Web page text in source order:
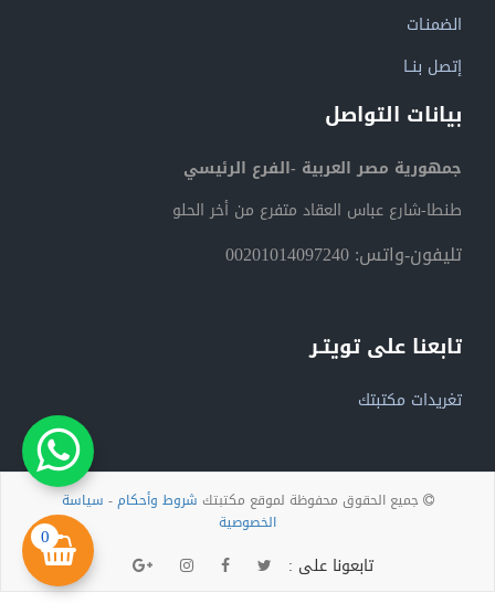
0
الضمنـات
إتصل بنــا
بيانات التواصل
جمهورية مصر العربية -الفرع الرئيسي
طنطا-شارع عباس العقاد متفرع من أخر الحلو
تليفون-واتس: 00201014097240
تابعنا على تويتـر
تغريدات مكتبتك
جميع الحقوق محفوظة لموقع مكتبتك شروط وأحكام- سياسة
الخصوصية
تابعونا على :